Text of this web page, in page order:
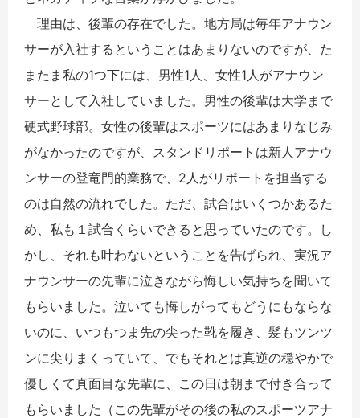
理由は、後輩の存在でした。地方局は毎年アナウン
サーが入社するということはあまりないのですが、た
またま私の1つ下には、男性1人、女性1人がアナウン
サーとして入社していました。男性の後輩は大学まで
硬式野球部。女性の後輩はスポーツにはあまりなじみ
がなかったのですが、スタンドリポートは新人アナウ
ンサーの登竜門的業務で、2人がリポートを担当する
のは自然の流れでした。ただ、試合はいくつかあるた
め、私も１試合くらいできると思っていたのです。し
かし、それも叶わないということを告げられ、実況ア
ナウンサーの先輩に泣きながら悔しい気持ちを聞いて
もらいました。泣いても悔しがってもどうにもならな
いのに、いつもつま先の尖った靴を履き、髪もツンツ
ンに尖りまくっていて、でもそれとは真逆の穏やかで
優しくて真面目な先輩に、この日は朝まで付き合って
もらいました（この先輩がその後の私のスポーツアナ